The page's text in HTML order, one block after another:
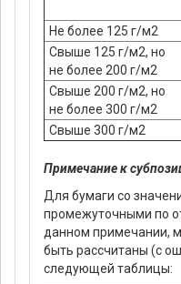
Не более 125 г/м2
Свыше 125 г/м2, но
не более 200 г/м2
Свыше 200 г/м2, но
не более 300 г/м2
Свыше 300 г/м2
Примечание к
Для бумаги со
промежуточными по
данном примечании,
быть рассчитаны (с
следующей таблицы: